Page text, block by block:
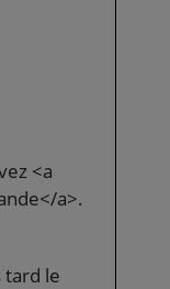
<a
a>.
tard le